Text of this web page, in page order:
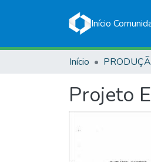
Início
Início
Projeto